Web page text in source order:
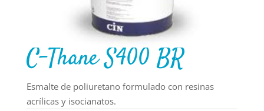
C-Thane S400 BR
Esmalte de poliuretano formulado con resinas
acrílicas y isocianatos.